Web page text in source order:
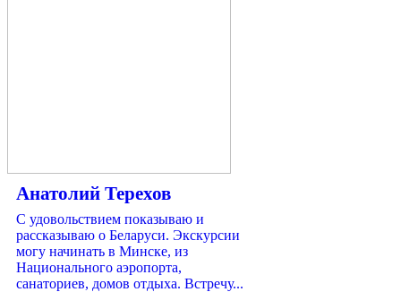
Анатолий Терехов
С удовольствием показываю и
рассказываю о Беларуси. Экскурсии
могу начинать в Минске, из
Национального аэропорта,
санаториев, домов отдыха. Встречу...